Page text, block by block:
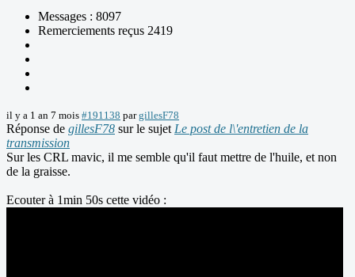
Messages : 8097
Remerciements reçus 2419
il y a 1 an 7 mois #191138 pargillesF78
Réponse de gillesF78 sur le sujet Le post de l\'entretien de la
transmission
Sur les CRL mavic, il me semble qu'il faut mettre de l'huile, et non
de la graisse.
Ecouter à 1min 50s cette vidéo :